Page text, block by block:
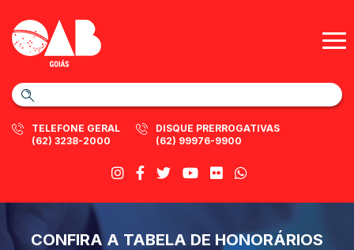
TELEFONE GERAL
(62) 3238-2000
DISQUE PRERROGATIVAS
(62) 99976-9900
CONFIRA A TABELA DE HONORÁRIOS